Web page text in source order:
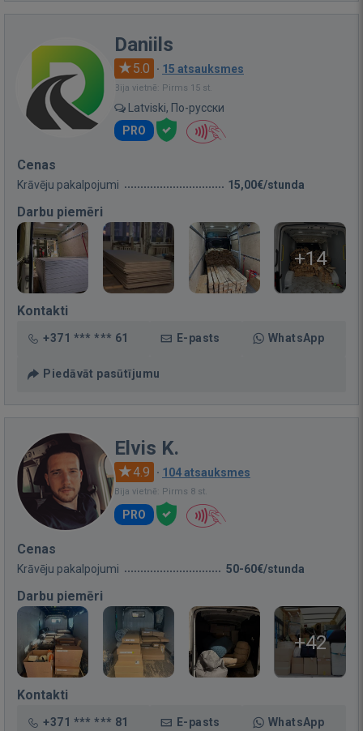
Daniils
5.0 · 15 atsauksmes
Bija vietnē: Pirms 15 st.
Latviski, По-русски
PRO
Cenas
Krāvēju pakalpojumi 15,00€/stunda
Darbu piemēri
+14
Kontakti
+371 *** *** 61 E-pasts WhatsApp
Piedāvāt pasūtījumu
Elvis K.
4.9 · 104 atsauksmes
Bija vietnē: Pirms 8 st.
PRO
Cenas
Krāvēju pakalpojumi 50-60€/stunda
Darbu piemēri
+42
Kontakti
+371 *** *** 81 E-pasts WhatsApp